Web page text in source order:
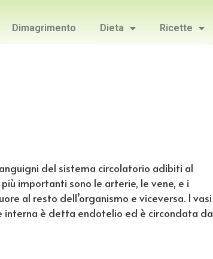
Dimagrimento Dieta Ricette
del sistema circolatorio adibiti al
importanti sono le arterie, le vene, e i
al resto dell’organismo e viceversa. I vasi
interna è detta endotelio ed è circondata da